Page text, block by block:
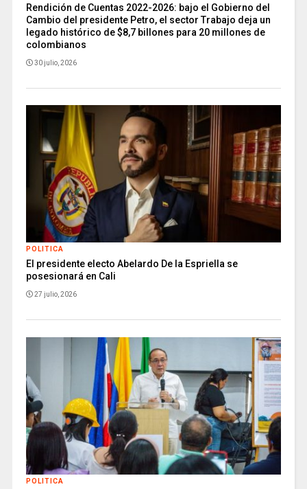
Rendición de Cuentas 2022-2026: bajo el Gobierno del
Cambio del presidente Petro, el sector Trabajo deja un
legado histórico de $8,7 billones para 20 millones de
colombianos
30 julio, 2026
POLITICA
El presidente electo Abelardo De la Espriella se
posesionará en Cali
27 julio, 2026
POLITICA